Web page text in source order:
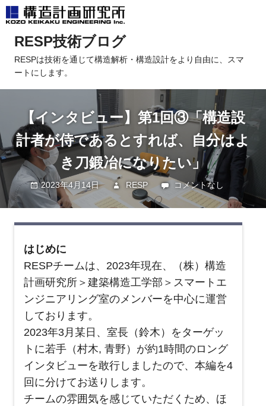
ツ
キ
ッ
プ
RESP技術ブログ
RESPは技術を通じて構造解析・構造設計をより自由に、スマ
ートにします。
【インタビュー】第1回③「構造設
計者が侍であるとすれば、自分はよ
き刀鍛冶になりたい」
2023年4月14日 RESP 未分類
コメントなし
はじめに
RESPチームは、2023年現在、（株）構造
計画研究所＞建築構造工学部＞スマートエ
ンジニアリング室のメンバーを中心に運営
しております。
2023年3月某日、室長（鈴木）をターゲッ
トに若手（村木, 青野）が約1時間のロング
インタビューを敢行しましたので、本編を4
回に分けてお送りします。
チームの雰囲気を感じていただくため、ほ